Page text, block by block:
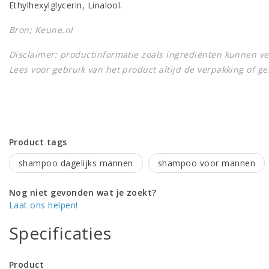
Ethylhexylglycerin, Linalool.
Bron; Keune.nl
Disclaimer: productinformatie zoals ingrediënten kunnen
Lees voor gebruik van het product altijd de verpakking of
Product tags
shampoo dagelijks mannen
shampoo voor mannen
Nog niet gevonden wat je zoekt?
Laat ons helpen!
Specificaties
Product